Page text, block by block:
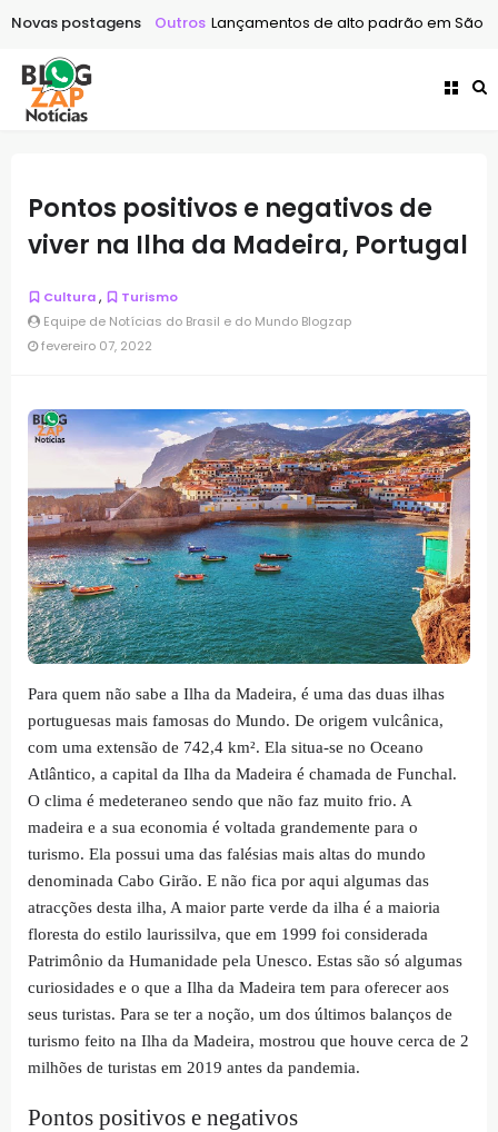
futuro Outros Lançamentos de alto padrão em São
Novas postagens
Pontos positivos e negativos de
viver na Ilha da Madeira, Portugal
Cultura,
Turismo
Equipe de Notícias do Brasil e do Mundo Blogzap
fevereiro 07, 2022
Para quem não sabe a Ilha da Madeira, é uma das duas ilhas
portuguesas mais famosas do Mundo. De origem vulcânica,
com uma extensão de 742,4 km². Ela situa-se no Oceano
Atlântico, a capital da Ilha da Madeira é chamada de Funchal.
O clima é medeteraneo sendo que não faz muito frio. A
madeira e a sua economia é voltada grandemente para o
turismo. Ela possui uma das falésias mais altas do mundo
denominada Cabo Girão. E não fica por aqui algumas das
atracções desta ilha, A maior parte verde da ilha é a maioria
floresta do estilo laurissilva, que em 1999 foi considerada
Patrimônio da Humanidade pela Unesco. Estas são só algumas
curiosidades e o que a Ilha da Madeira tem para oferecer aos
seus turistas. Para se ter a noção, um dos últimos balanços de
turismo feito na Ilha da Madeira, mostrou que houve cerca de 2
milhões de turistas em 2019 antes da pandemia.
Pontos positivos e negativos